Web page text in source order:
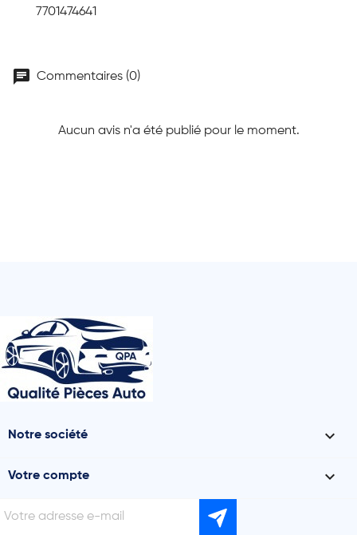
7701474641
chat Commentaires (0)
Aucun avis n'a été publié pour le moment.
Notre société 
Votre compte 